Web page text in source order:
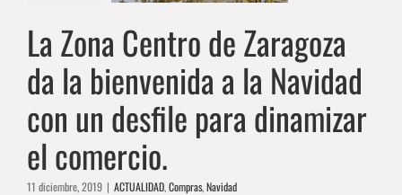
Compras Navidad
La Zona Centro de Zaragoza
da la bienvenida a la Navidad
con un desfile para dinamizar
el comercio.
11 diciembre, 2019 | ACTUALIDAD,Compras,Navidad